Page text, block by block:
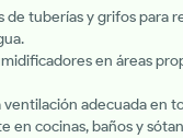
de tuberías y grifos para
en áreas
ventilación adecuada en
en cocinas, baños y